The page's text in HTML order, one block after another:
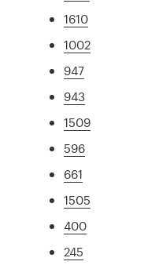
1610
1002
947
943
1509
596
661
1505
400
245